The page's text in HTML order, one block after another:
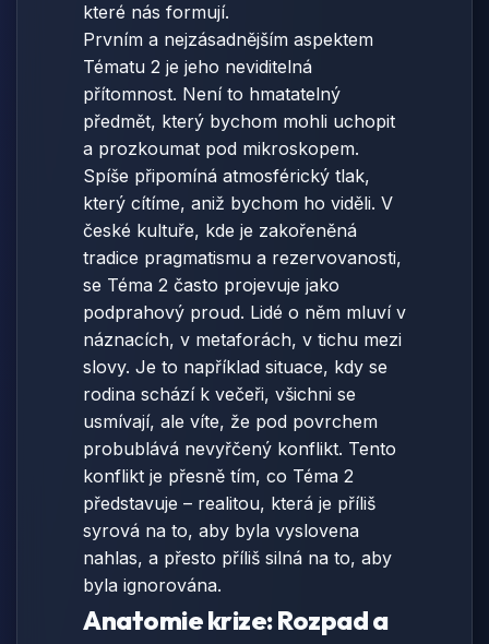
které nás formují.
Prvním a nejzásadnějším aspektem
Tématu 2 je jeho neviditelná
přítomnost. Není to hmatatelný
předmět, který bychom mohli uchopit
a prozkoumat pod mikroskopem.
Spíše připomíná atmosférický tlak,
který cítíme, aniž bychom ho viděli. V
české kultuře, kde je zakořeněná
tradice pragmatismu a rezervovanosti,
se Téma 2 často projevuje jako
podprahový proud. Lidé o něm mluví v
náznacích, v metaforách, v tichu mezi
slovy. Je to například situace, kdy se
rodina schází k večeři, všichni se
usmívají, ale víte, že pod povrchem
probublává nevyřčený konflikt. Tento
konflikt je přesně tím, co Téma 2
představuje – realitou, která je příliš
syrová na to, aby byla vyslovena
nahlas, a přesto příliš silná na to, aby
byla ignorována.
Anatomie krize: Rozpad a